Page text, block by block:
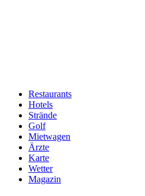
Hauptnavigation
Restaurants
Hotels
Strände
Golf
Mietwagen
Ärzte
Karte
Wetter
Magazin